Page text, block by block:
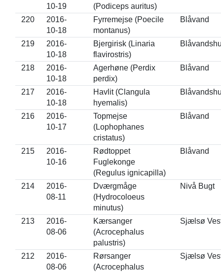
10-19
(Podiceps auritus)
220
2016-
10-18
Fyrremejse (Poecile
montanus)
Blåvand
219
2016-
10-18
Bjergirisk (Linaria
flavirostris)
218
2016-
10-18
Agerhøne (Perdix
perdix)
Blåvand
217
2016-
10-18
Havlit (Clangula
hyemalis)
216
2016-
10-17
Topmejse
(Lophophanes
cristatus)
Blåvand
215
2016-
10-16
Rødtoppet
Fuglekonge
(Regulus ignicapilla)
Blåvand
214
2016-
08-11
Dværgmåge
(Hydrocoloeus
minutus)
Nivå Bugt
213
2016-
08-06
Kærsanger
(Acrocephalus
palustris)
Sjælsø
212
2016-
08-06
Rørsanger
(Acrocephalus
Sjælsø